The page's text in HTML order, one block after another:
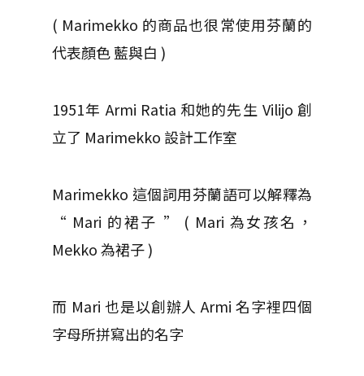
( Marimekko 的商品也很常使用芬蘭的
代表顏色 藍與白 )
1951年 Armi Ratia 和她的先生 Vilijo 創
立了 Marimekko 設計工作室
Marimekko 這個詞用芬蘭語可以解釋為
“ Mari 的裙子 ” ( Mari 為女孩名，
Mekko 為裙子 )
而 Mari 也是以創辦人 Armi 名字裡四個
字母所拼寫出的名字